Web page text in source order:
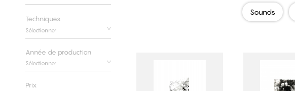
Sounds
Techniques
Année de production
Prix